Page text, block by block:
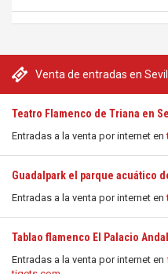
Venta de entradas en
Teatro Flamenco de Triana en
Entradas a la venta por internet en
Guadalpark el parque acuático
Entradas a la venta por internet en
Tablao flamenco El Palacio
Entradas a la venta por internet en